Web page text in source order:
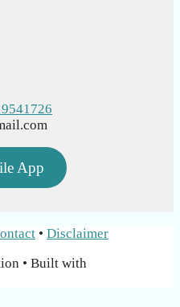
App
• Disclaimer
• Built with